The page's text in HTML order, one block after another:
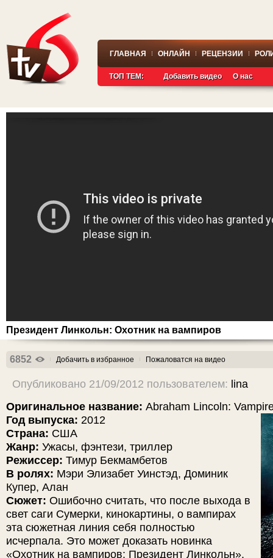
ГЛАВНАЯ ОНЛАЙН РЕЦЕНЗИИ
ТОП ТЕМ: Добавить видео О нас
Президент Линкольн: Охотник на вампиров
6852 Добачить в избранное Пожаловатся на видео
Опубликовано 21/09/2012 пользователем: lina
Оригинальное название: Abraham Lincoln:
Год выпуска: 2012
Страна: США
Жанр: Ужасы, фэнтези, триллер
Режиссер: Тимур Бекмамбетов
В ролях: Мэри Элизабет Уинстэд, Доминик
Купер, Алан
Сюжет: Ошибочно считать, что после выхода в
свет саги Сумерки, кинокартины, о вампирах
эта сюжетная линия себя полностью
исчерпала. Это может доказать новинка
«Охотник на вампиров: Президент Линкольн».